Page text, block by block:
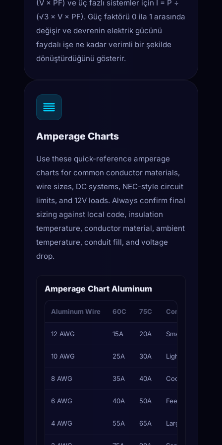
(V × PF) ve üç fazlı sistemler için I = P ÷
(√3 × V × PF). Güç faktörü 0 ila 1 arasında
değişir ve devrenin elektrik gücünü
faydalı işe ne kadar verimli bir şekilde
dönüştürdüğünü gösterir.
Amperage Charts
Use these quick-reference amperage
charts for common conductor materials,
wire sizes, DC systems, NEC-style circuit
limits, and 12V loads. Always confirm final
sizing against local code, insulation
temperature, conductor material, ambient
temperature, conduit fill, and voltage
drop.
Amperage Chart Aluminum
Aluminum Wire 60C 75C Common Use
12 AWG 15A 20A Small branch
10 AWG 25A 30A Light appliance
8 AWG 35A 40A Cooktops, HVAC
6 AWG 40A 50A Feeders,
4 AWG 55A 65A Large feeders